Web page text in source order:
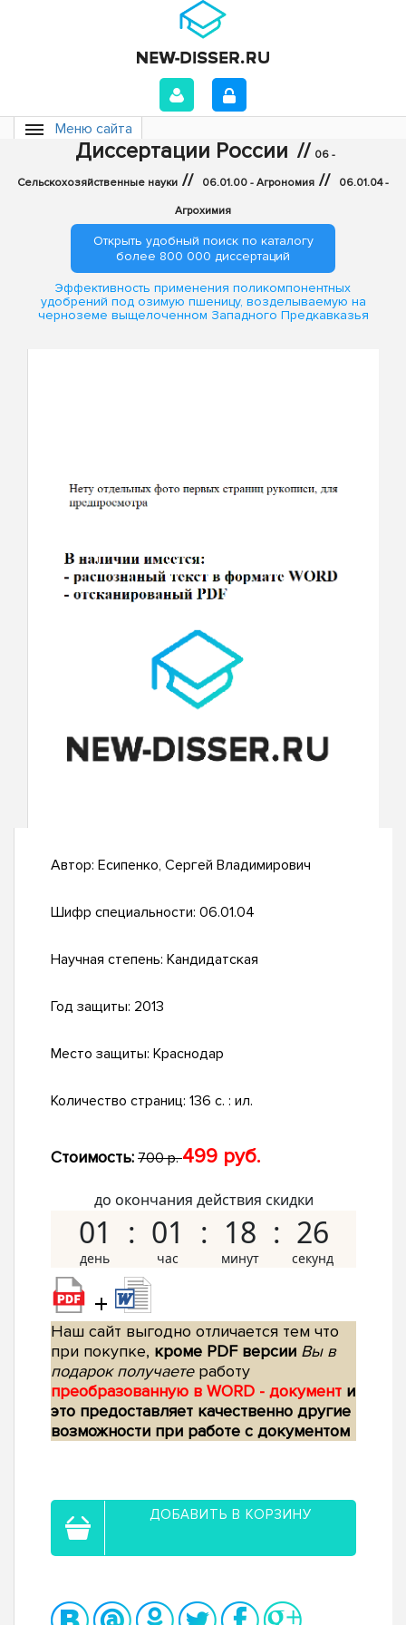
Меню сайта
Диссертации России // 06 -
Сельскохозяйственные науки // 06.01.00 - Агрономия // 06.01.04 -
Агрохимия
Открыть удобный поиск по каталогу
более 800 000 диссертаций
Эффективность применения поликомпонентных
удобрений под озимую пшеницу, возделываемую на
черноземе выщелоченном Западного Предкавказья
Автор: Есипенко, Сергей Владимирович
Шифр специальности: 06.01.04
Научная степень: Кандидатская
Год защиты: 2013
Место защиты: Краснодар
Количество страниц: 136 с. : ил.
Стоимость: 700 р.499 руб.
до окончания действия скидки
01 01 18 25
+
Наш сайт выгодно отличается тем что
при покупке, кроме PDF версии Вы в
подарок получаетеработу
преобразованную в WORD - документ и
это предоставляет качественно другие
возможности при работе с документом
ДОБАВИТЬ В КОРЗИНУ